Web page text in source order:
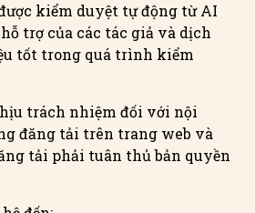
kiểm duyệt tự động từ AI
trợ của các tác giả và dịch
tốt trong quá trình kiểm
trách nhiệm đối với nội
đăng tải trên trang web và
tải phải tuân thủ bản quyền